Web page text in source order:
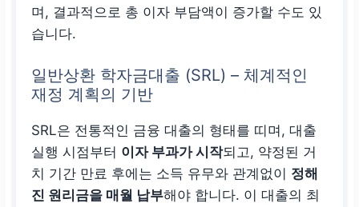
며, 결과적으로 총 이자 부담액이 증가할 수도 있
습니다.
일반상환 학자금대출 (SRL) – 체계적인
재정 계획의 기반
SRL은 전통적인 금융 대출의 형태를 띠며, 대출
실행 시점부터 이자 부과가 시작되고, 약정된 거
치 기간 만료 후에는 소득 유무와 관계없이 정해
진 원리금을 매월 납부해야 합니다. 이 대출의 최